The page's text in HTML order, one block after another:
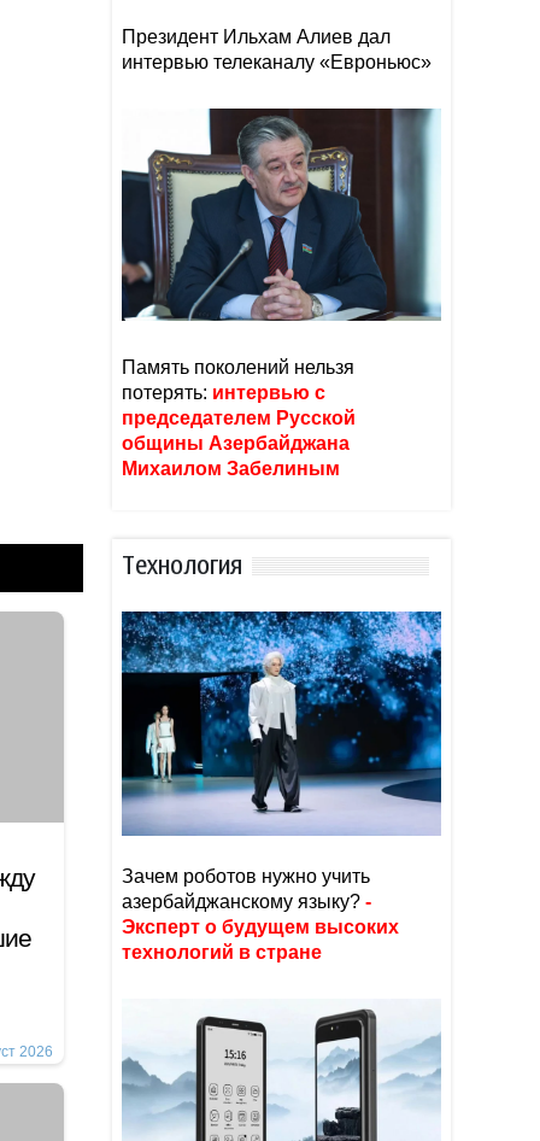
2026
Президент Ильхам Алиев дал
интервью телеканалу «Евроньюс»
Память поколений нельзя
потерять: интервью с
председателем Русской
общины Азербайджана
Михаилом Забелиным
Тexнoлoгия
Зачем роботов нужно учить
азербайджанскому языку? -
Эксперт о будущем высоких
технологий в стране